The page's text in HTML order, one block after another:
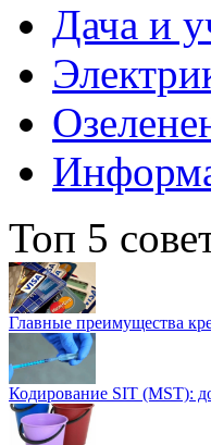
Дача и
Топ 5
Главные преимущества
Кодирование SIT (MST):